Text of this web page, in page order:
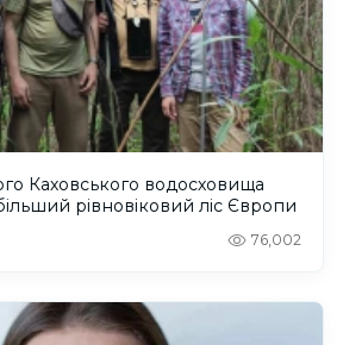
Каховського водосховища
рівновіковий ліс Європи
76,002